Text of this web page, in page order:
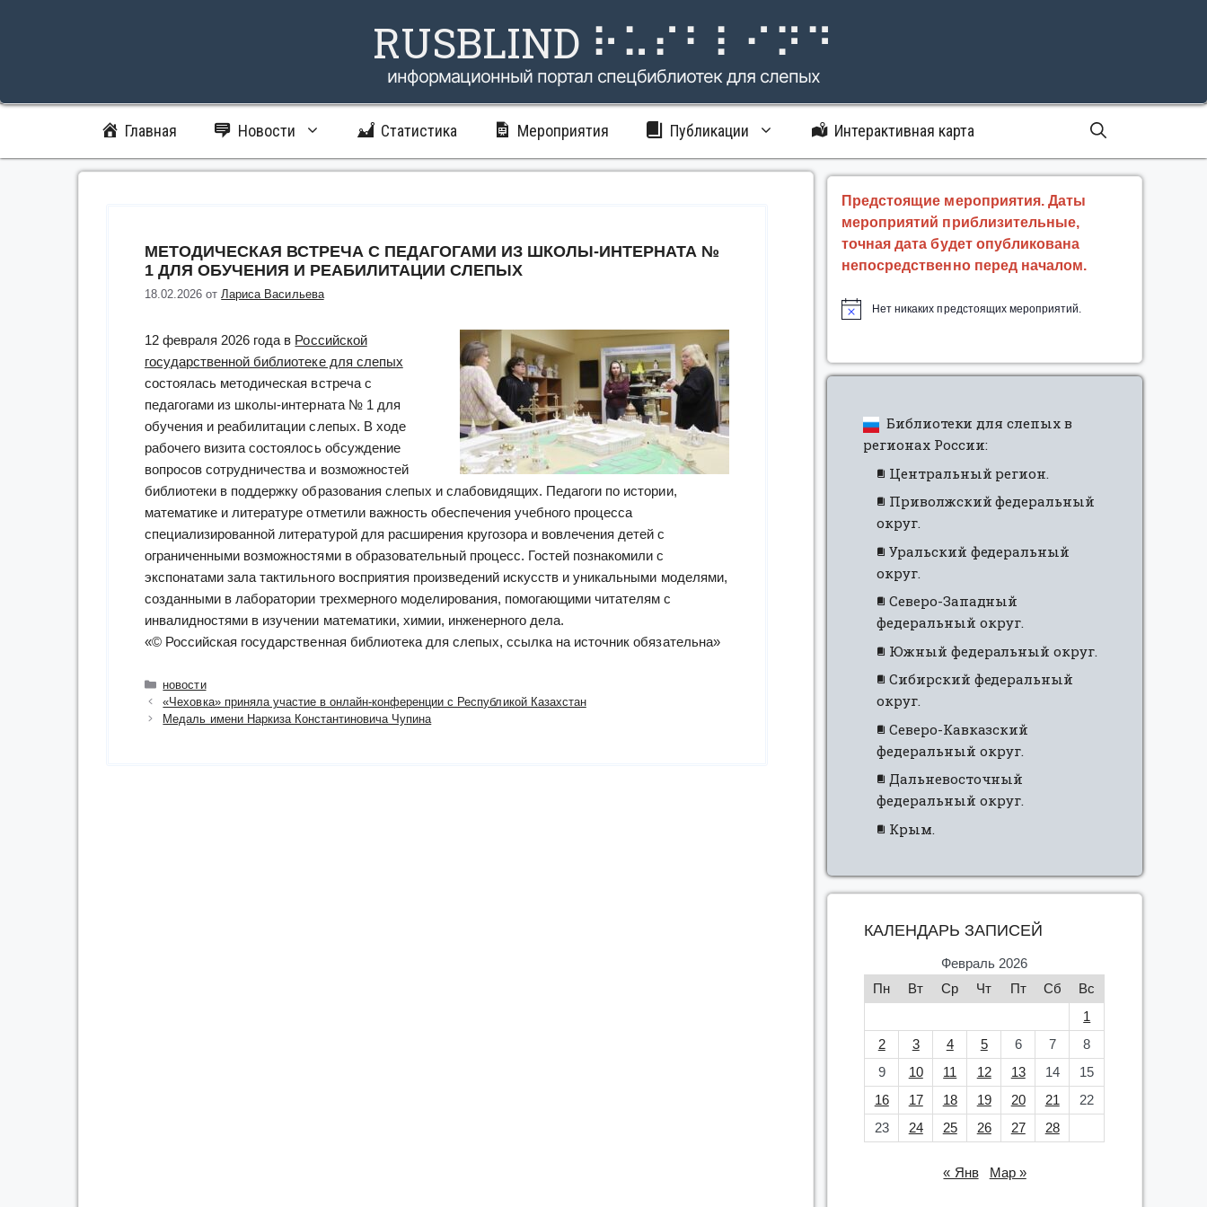
RUSBLIND ⠗⠥⠎⠃⠇⠊⠝⠙
информационный портал спецбиблиотек для слепых
Главная Новости Статистика Мероприятия Публикации Интерактивная карта
МЕТОДИЧЕСКАЯ ВСТРЕЧА С ПЕДАГОГАМИ ИЗ ШКОЛЫ-ИНТЕРНАТА №
1 ДЛЯ ОБУЧЕНИЯ И РЕАБИЛИТАЦИИ СЛЕПЫХ
18.02.2026 отЛариса Васильева
12 февраля 2026 года в Российской
государственной библиотеке для слепых
состоялась методическая встреча с
педагогами из школы-интерната № 1 для
обучения и реабилитации слепых. В ходе
рабочего визита состоялось обсуждение
вопросов сотрудничества и возможностей
библиотеки в поддержку образования слепых и слабовидящих. Педагоги по истории,
математике и литературе отметили важность обеспечения учебного процесса
специализированной литературой для расширения кругозора и вовлечения детей с
ограниченными возможностями в образовательный процесс. Гостей познакомили с
экспонатами зала тактильного восприятия произведений искусств и уникальными моделями,
созданными в лаборатории трехмерного моделирования, помогающими читателям с
инвалидностями в изучении математики, химии, инженерного дела.
«© Российская государственная библиотека для слепых, ссылка на источник обязательна»
Рубрики
новости
«Чеховка» приняла участие в онлайн-конференции с Республикой Казахстан
Медаль имени Наркиза Константиновича Чупина
Предстоящие мероприятия. Даты
мероприятий приблизительные,
точная дата будет опубликована
непосредственно перед началом.
Нет никаких предстоящих мероприятий.
Библиотеки для слепых в
регионах России:
Центральный регион.
Приволжский федеральный
округ.
Уральский федеральный
округ.
Северо-Западный
федеральный округ.
Южный федеральный округ.
Сибирский федеральный
округ.
Северо-Кавказский
федеральный округ.
Дальневосточный
федеральный округ.
Крым.
КАЛЕНДАРЬ ЗАПИСЕЙ
Февраль 2026
Пн
Вт Ср Чт Пт Сб
Вс
1
2
3 4 5 6 7
8
9
10 11 12 13 14
15
16
17 18 19 20 21
22
23
24 25 26 27 28
« Янв Мар »